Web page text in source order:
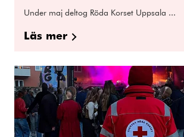
Under maj deltog Röda Korset Uppsala ...
Läs mer